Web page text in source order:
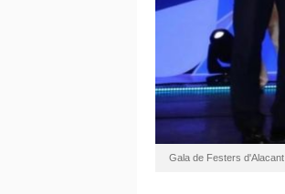
Gala de Festers d'Alacant